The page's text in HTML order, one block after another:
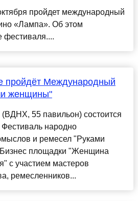
пройдет международный
«Лампа». Об этом
фестиваля....
пройдёт Международный
женщины"
55 павильон) состоится
народно
и ремесел "Руками
площадки "Женщина
с участием мастеров
ремесленников...